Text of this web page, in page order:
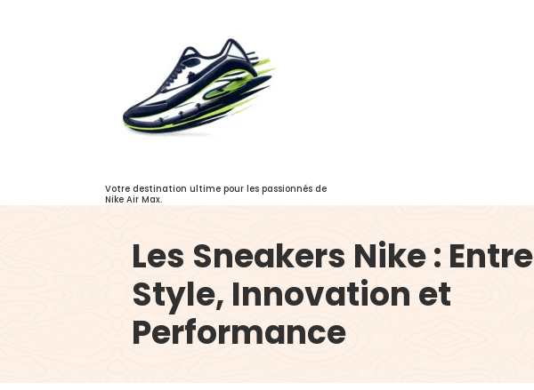
Votre destination ultime pour les passionnés de
Nike Air Max.
Les Sneakers Nike : Entre
Style, Innovation et
Performance